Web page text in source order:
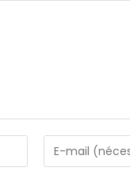
Enter
your